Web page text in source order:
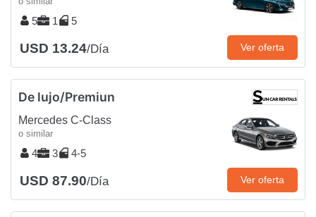
5 1 5
USD 13.24/Día Ver oferta
De lujo/Premiun
Mercedes C-Class
o similar
4 3 4-5
USD 87.90/Día Ver oferta